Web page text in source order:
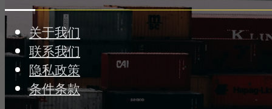
关于我们
联系我们
隐私政策
条件条款